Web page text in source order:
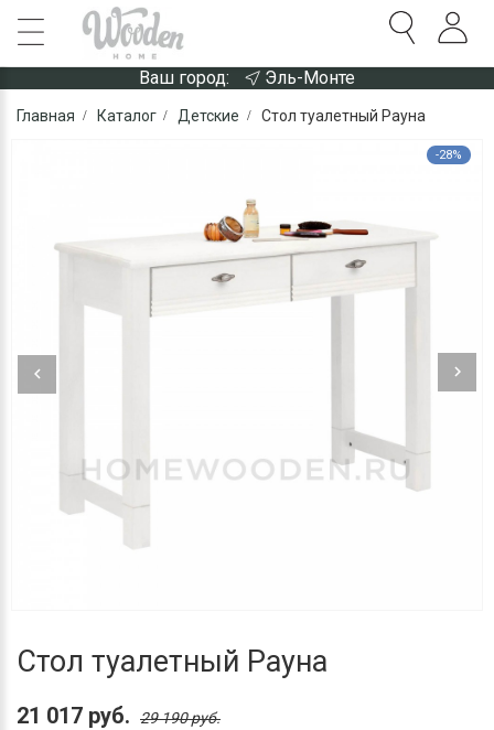
Ваш город: Эль-Монте
Главная Каталог Детские Стол туалетный Рауна
-28%
Стол туалетный Рауна
21 017 руб. 29 190 руб.